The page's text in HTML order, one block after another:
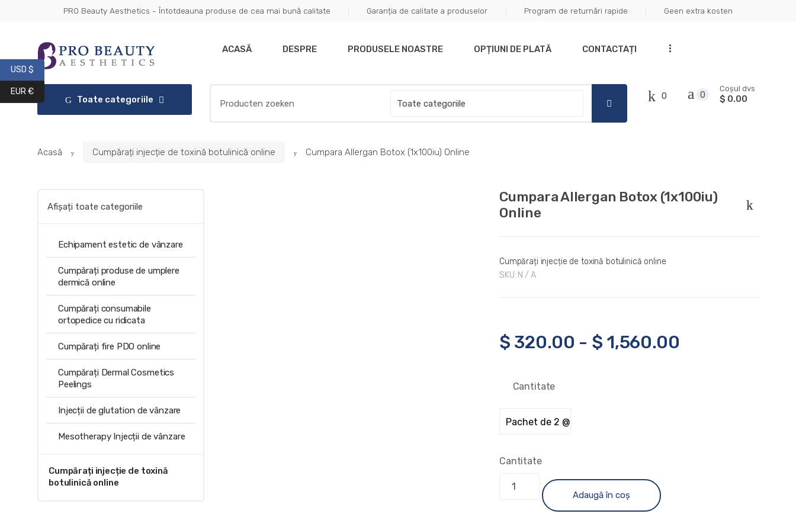
PRO Beauty Aesthetics - Întotdeauna produse de cea mai bună calitate Garanția de calitate a produselor Program de returnări rapide Geen extra kosten
ACASĂ DESPRE PRODUSELE NOASTRE OPȚIUNI DE PLATĂ CONTACTAȚI ...
Toate categoriile 0 0
Coșul dvs
$ 0.00
Acasă Cumpărați injecție de toxină botulinică online Cumpara Allergan Botox (1x100iu) Online
Cumpara Allergan Botox (1x100iu)
Online
Cumpărați injecție de toxină botulinică online
SKU: N / A
$ 320.00 - $ 1,560.00
Cantitate
Cantitate
Adaugă în coș
Afișați toate categoriile
Echipament estetic de vânzare
Cumpărați produse de umplere
dermică online
Cumpărați consumabile
ortopedice cu ridicata
Cumpărați fire PDO online
Cumpărați Dermal Cosmetics
Peelings
Injecții de glutation de vânzare
Mesotherapy Injecții de vânzare
Cumpărați injecție de toxină
botulinică online
USD $
EUR €